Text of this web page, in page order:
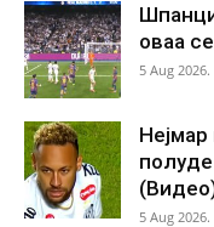
оваа
5 Aug 2026.
Нејмар
5 Aug 2026.